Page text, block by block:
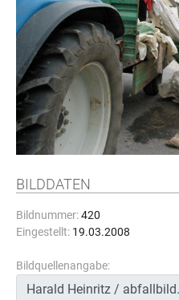
BILDDATEN
Bildnummer:420
Eingestellt: 19.03.2008
Bildquellenangabe: